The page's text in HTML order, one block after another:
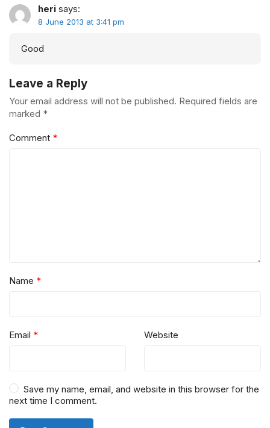
heri says:
8 June 2013 at 3:41 pm
Good
Leave a Reply
Your email address will not be published. Required fields are
marked *
Comment *
Name *
Email * Website
Save my name, email, and website in this browser for the
next time I comment.